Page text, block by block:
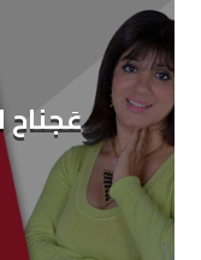
LINK
EMBED
عَجناح